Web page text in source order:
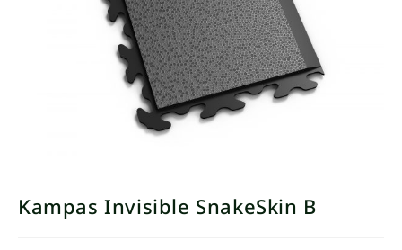
Kampas Invisible SnakeSkin B